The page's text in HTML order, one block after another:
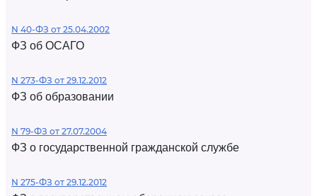
N 40-ФЗ от 25.04.2002
ФЗ об ОСАГО
N 273-ФЗ от 29.12.2012
ФЗ об образовании
N 79-ФЗ от 27.07.2004
ФЗ о государственной гражданской службе
N 275-ФЗ от 29.12.2012